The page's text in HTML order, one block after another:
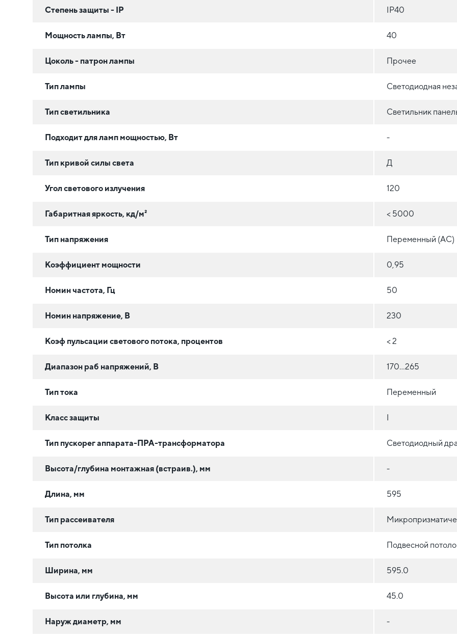
Степень защиты - IP IP40
Мощность лампы, Вт 40
Цоколь - патрон лампы Прочее
Тип лампы Светодиодная
Тип светильника Светильник
Подходит для ламп мощностью, Вт -
Тип кривой силы света Д
Угол светового излучения 120
Габаритная яркость, кд/м² < 5000
Тип напряжения Переменный (AC)
Коэффициент мощности 0,95
Номин частота, Гц 50
Номин напряжение, В 230
Коэф пульсации светового потока, процентов < 2
Диапазон раб напряжений, В 170...265
Тип тока Переменный
Класс защиты I
Тип пускорег аппарата-ПРА-трансформатора Светодиодный
Высота/глубина монтажная (встраив.), мм -
Длина, мм 595
Тип рассеивателя
Тип потолка Подвесной
Ширина, мм 595.0
Высота или глубина, мм 45.0
Наруж диаметр, мм -